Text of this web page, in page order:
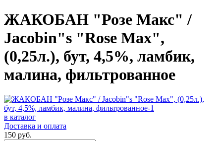
ЖАКОБАН "Розе Макс" /
Jacobin"s "Rose Max",
(0,25л.), бут, 4,5%, ламбик,
малина, фильтрованное
в каталог
Доставка и оплата
150 руб.